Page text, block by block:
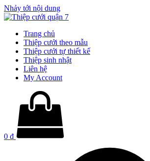
Nhảy tới nội dung
Trang chủ
Thiệp cưới theo mẫu
Thiệp cưới tự thiết kế
Thiệp sinh nhật
Liên hệ
My Account
0 ₫